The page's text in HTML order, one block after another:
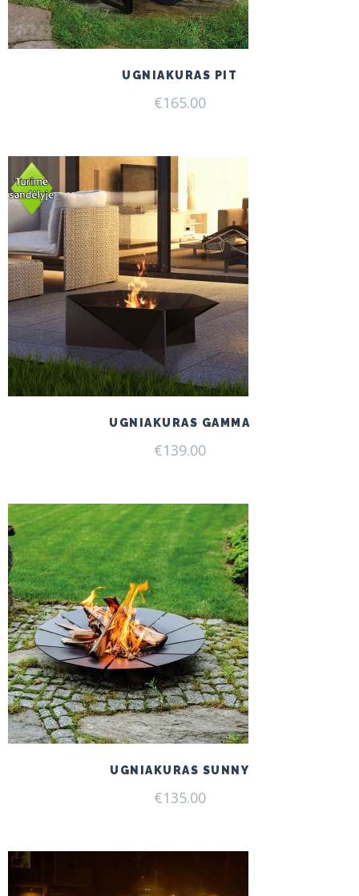
UGNIAKURAS PIT
€165.00
UGNIAKURAS GAMMA
€139.00
UGNIAKURAS SUNNY
€135.00